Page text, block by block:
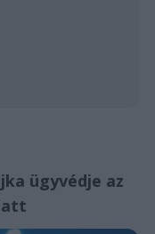
ügyvédje az